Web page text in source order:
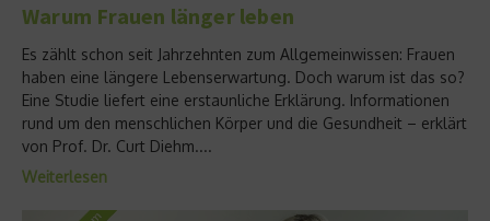
Warum Frauen länger leben
Es zählt schon seit Jahrzehnten zum Allgemeinwissen: Frauen
haben eine längere Lebenserwartung. Doch warum ist das so?
Eine Studie liefert eine erstaunliche Erklärung. Informationen
rund um den menschlichen Körper und die Gesundheit – erklärt
von Prof. Dr. Curt Diehm....
Weiterlesen